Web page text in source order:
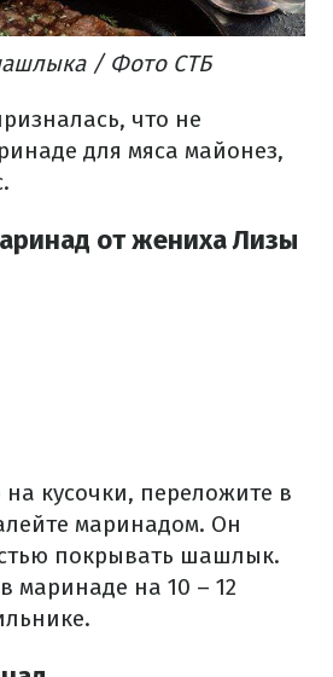
/ Фото СТБ
что не
для мяса майонез,
от жениха Лизы
кусочки, переложите в
маринадом. Он
покрывать шашлык.
маринаде на 10 – 12